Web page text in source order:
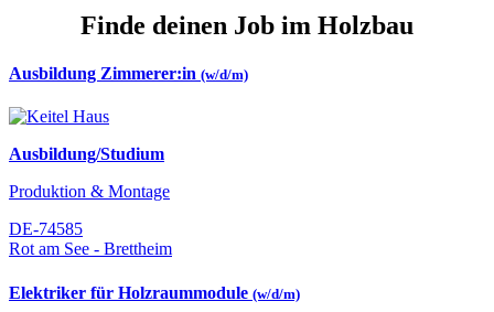
Finde deinen Job im Holzbau
Ausbildung Zimmerer:in (w/d/m)
Ausbildung/Studium
Produktion & Montage
DE-74585
Rot am See - Brettheim
Elektriker für Holzraummodule (w/d/m)